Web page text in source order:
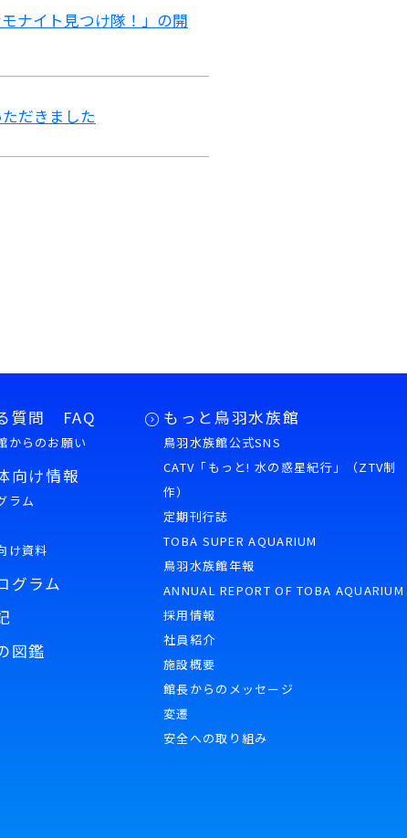
ナイト見つけ隊！」の開
だきました
質問 FAQ
からのお願い
向け情報
ラム
け資料
グラム
図鑑
もっと鳥羽水族館
鳥羽水族館公式SNS
CATV「もっと! 水の惑星紀行」（ZTV制
作）
定期刊行誌
TOBA SUPER AQUARIUM
鳥羽水族館年報
ANNUAL REPORT OF TOBA AQUARIUM
採用情報
社員紹介
施設概要
館長からのメッセージ
変遷
安全への取り組み